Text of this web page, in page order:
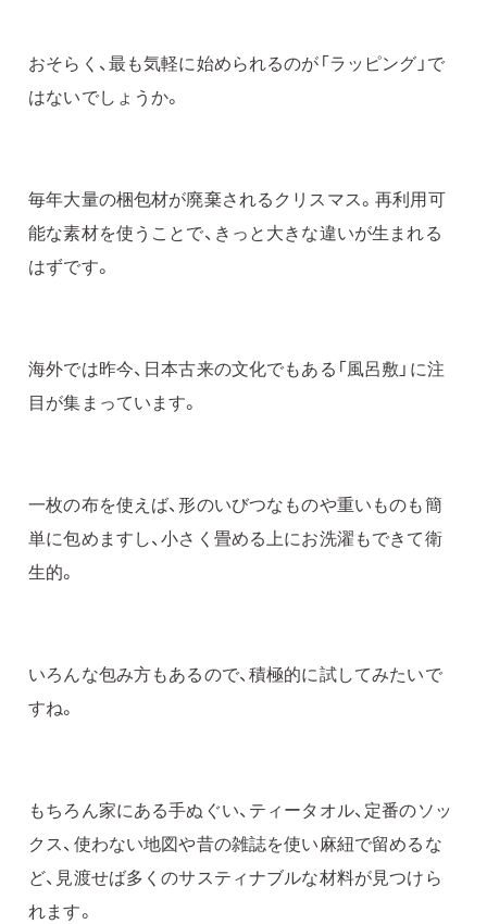
おそらく、最も気軽に始められるのが「ラッピング」で
はないでしょうか。
毎年大量の梱包材が廃棄されるクリスマス。再利用可
能な素材を使うことで、きっと大きな違いが生まれる
はずです。
海外では昨今、日本古来の文化でもある「風呂敷」に注
目が集まっています。
一枚の布を使えば、形のいびつなものや重いものも簡
単に包めますし、小さく畳める上にお洗濯もできて衛
生的。
いろんな包み方もあるので、積極的に試してみたいで
すね。
もちろん家にある手ぬぐい、ティータオル、定番のソッ
クス、使わない地図や昔の雑誌を使い麻紐で留めるな
ど、見渡せば多くのサスティナブルな材料が見つけら
れます。